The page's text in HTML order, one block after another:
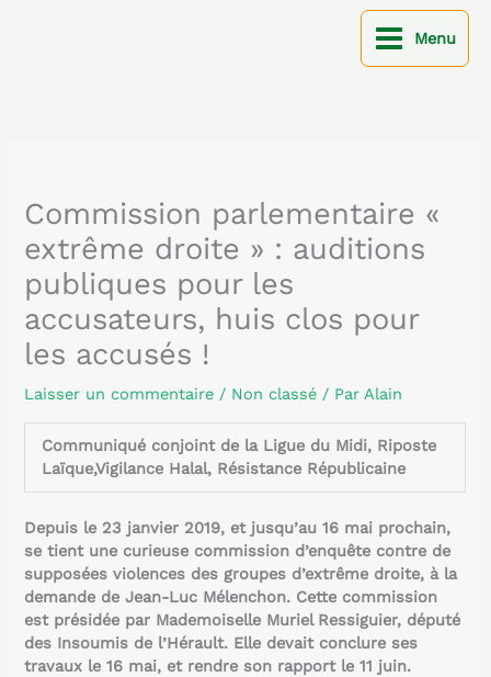
Menu
Commission parlementaire «
extrême droite » : auditions
publiques pour les
accusateurs, huis clos pour
les accusés !
Laisser un commentaire / Non classé / ParAlain
Communiqué conjoint de la Ligue du Midi, Riposte
Laïque,Vigilance Halal, Résistance Républicaine
Depuis le 23 janvier 2019, et jusqu’au 16 mai prochain,
se tient une curieuse commission d’enquête contre de
supposées violences des groupes d’extrême droite, à la
demande de Jean-Luc Mélenchon. Cette commission
est présidée par Mademoiselle Muriel Ressiguier, député
des Insoumis de l’Hérault. Elle devait conclure ses
travaux le 16 mai, et rendre son rapport le 11 juin.